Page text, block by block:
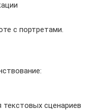
с портретами.
сценариев